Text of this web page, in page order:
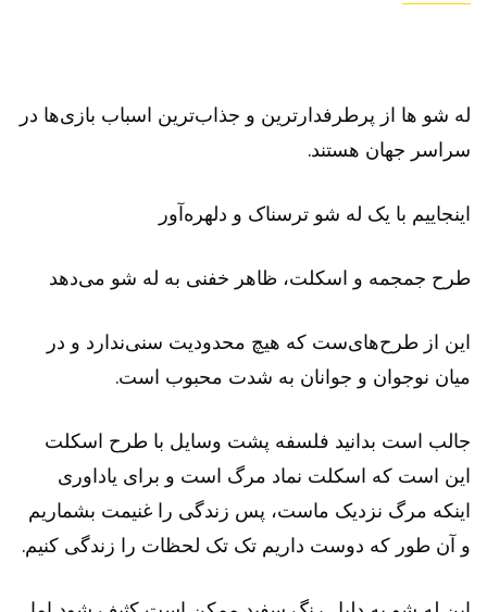
له شو ها از پرطرفدارترین و جذاب‌ترین اسباب بازی‌ها در
سراسر جهان هستند.
اینجاییم با یک له شو ترسناک و دلهره‌آور
طرح جمجمه و اسکلت، ظاهر خفنی به له شو می‌دهد
این از طرح‌های‌ست که هیچ محدودیت سنی‌ندارد و در
میان نوجوان و جوانان به شدت محبوب است.
جالب است بدانید فلسفه پشت وسایل با طرح اسکلت
این است که اسکلت نماد مرگ است و برای یاداوری
اینکه مرگ نزدیک ماست، پس زندگی را غنیمت بشماریم
و آن طور که دوست داریم تک تک لحظات را زندگی کنیم.